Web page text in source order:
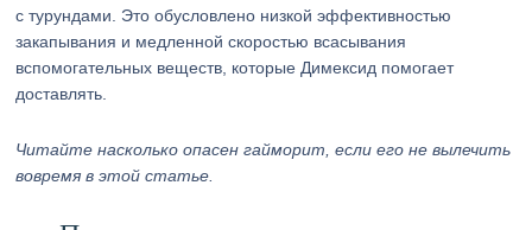
с турундами. Это обусловлено низкой эффективностью
закапывания и медленной скоростью всасывания
вспомогательных веществ, которые Димексид помогает
доставлять.
Читайте насколько опасен гайморит, если его не вылечить
вовремя в этой статье.